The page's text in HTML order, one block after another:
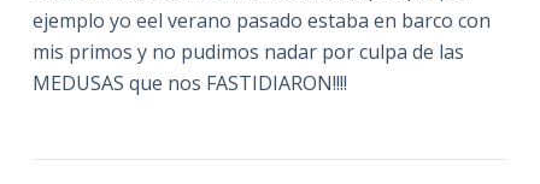
ejemplo yo eel verano pasado estaba en barco con
mis primos y no pudimos nadar por culpa de las
MEDUSAS que nos FASTIDIARON!!!!